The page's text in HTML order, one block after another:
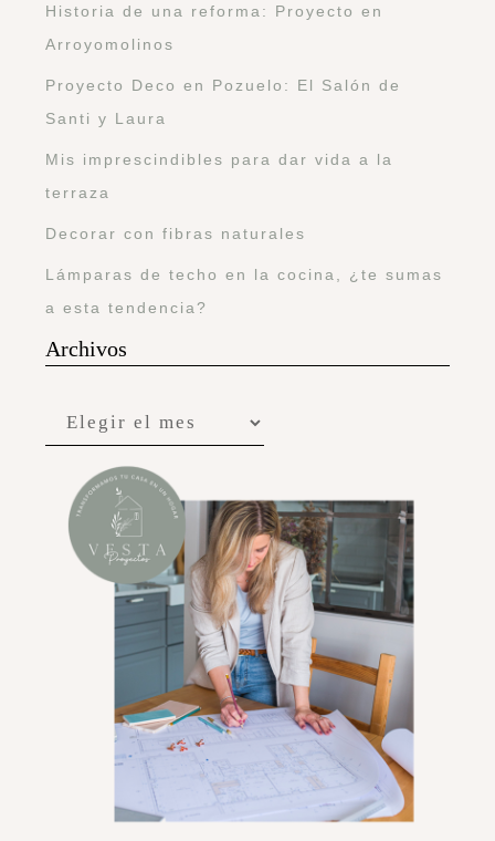
Historia de una reforma: Proyecto en
Arroyomolinos
Proyecto Deco en Pozuelo: El Salón de
Santi y Laura
Mis imprescindibles para dar vida a la
terraza
Decorar con fibras naturales
Lámparas de techo en la cocina, ¿te sumas
a esta tendencia?
Archivos